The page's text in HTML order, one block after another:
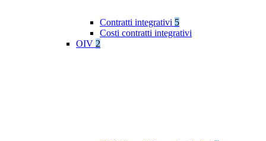
Contratti integrativi 5
Costi contratti integrativi
OIV 2